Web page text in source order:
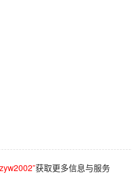
获取更多信息与服务